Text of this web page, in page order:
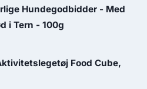
Hundegodbidder - Med
i Tern - 100g
Food Cube,